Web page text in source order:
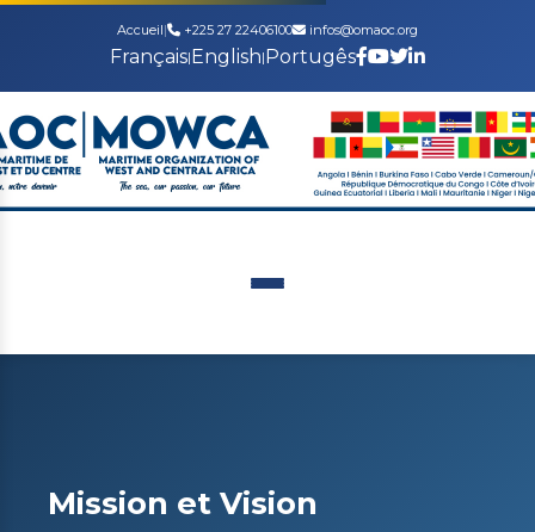
Accueil| +225 27 22406100 infos@omaoc.org
Français|English|Portugês
Mission et Vision